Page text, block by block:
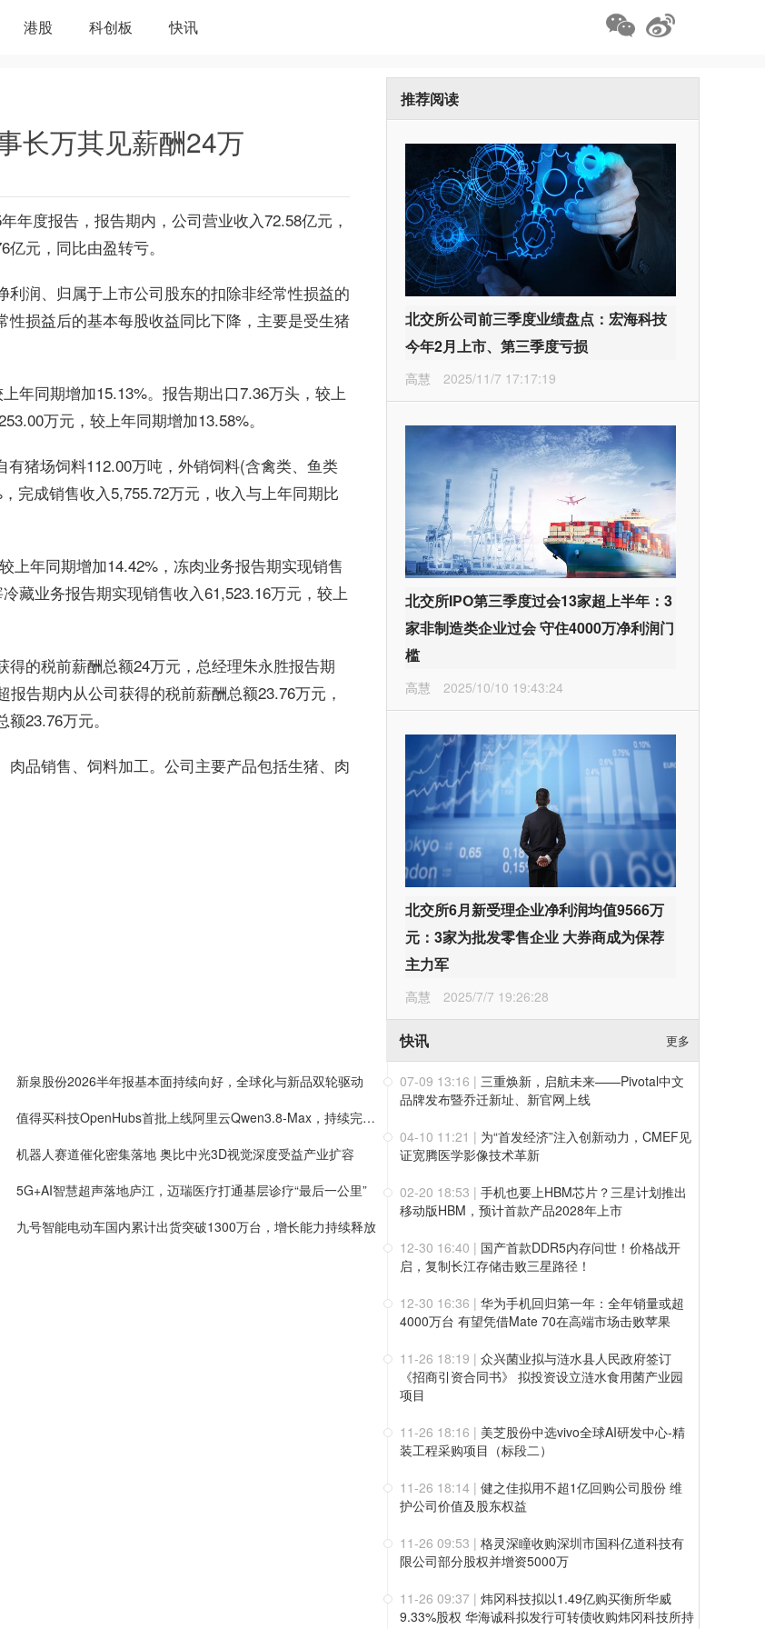
港股 科创板 快讯
长万其见薪酬24万
年度报告，报告期内，公司营业收入72.58亿元，
元，同比由盈转亏。
润、归属于上市公司股东的扣除非经常性损益的
损益后的基本每股收益同比下降，主要是受生猪
年同期增加15.13%。报告期出口7.36万头，较上
万元，较上年同期增加13.58%。
猪场饲料112.00万吨，外销饲料(含禽类、鱼类
完成销售收入5,755.72万元，收入与上年同期比
上年同期增加14.42%，冻肉业务报告期实现销售
藏业务报告期实现销售收入61,523.16万元，较上
的税前薪酬总额24万元，总经理朱永胜报告期
告期内从公司获得的税前薪酬总额23.76万元，
23.76万元。
品销售、饲料加工。公司主要产品包括生猪、肉
新泉股份2026半年报基本面持续向好，全球化与新品双轮驱动
值得买科技OpenHubs首批上线阿里云Qwen3.8-Max，持续完善企业多模型服务
机器人赛道催化密集落地 奥比中光3D视觉深度受益产业扩容
5G+AI智慧超声落地庐江，迈瑞医疗打通基层诊疗“最后一公里”
九号智能电动车国内累计出货突破1300万台，增长能力持续释放
推荐阅读
北交所公司前三季度业绩盘点：宏海科技
今年2月上市、第三季度亏损
高慧 2025/11/7 17:17:19
北交所IPO第三季度过会13家超上半年：3
家非制造类企业过会 守住4000万净利润门
槛
高慧 2025/10/10 19:43:24
北交所6月新受理企业净利润均值9566万
元：3家为批发零售企业 大券商成为保荐
主力军
高慧 2025/7/7 19:26:28
快讯 更多
07-09 13:16 | 三重焕新，启航未来——Pivotal中文
品牌发布暨乔迁新址、新官网上线
04-10 11:21 | 为“首发经济”注入创新动力，CMEF见
证宽腾医学影像技术革新
02-20 18:53 | 手机也要上HBM芯片？三星计划推出
移动版HBM，预计首款产品2028年上市
12-30 16:40 | 国产首款DDR5内存问世！价格战开
启，复制长江存储击败三星路径！
12-30 16:36 | 华为手机回归第一年：全年销量或超
4000万台 有望凭借Mate 70在高端市场击败苹果
11-26 18:19 | 众兴菌业拟与涟水县人民政府签订
《招商引资合同书》 拟投资设立涟水食用菌产业园
项目
11-26 18:16 | 美芝股份中选vivo全球AI研发中心-精
装工程采购项目（标段二）
11-26 18:14 | 健之佳拟用不超1亿回购公司股份 维
护公司价值及股东权益
11-26 09:53 | 格灵深瞳收购深圳市国科亿道科技有
限公司部分股权并增资5000万
11-26 09:37 | 炜冈科技拟以1.49亿购买衡所华威
9.33%股权 华海诚科拟发行可转债收购炜冈科技所持